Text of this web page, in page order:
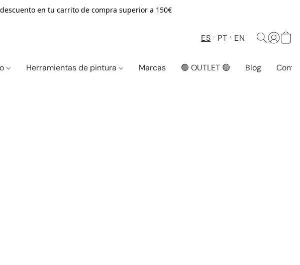
en tu carrito de compra superior a 150€
ES PT EN
Herramientas de pintura Marcas 🟢 OUTLET 🟢 Blog